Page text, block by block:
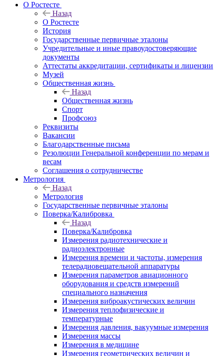
О Ростесте
Назад
О Ростесте
История
Государственные первичные эталоны
Учредительные и иные правоудостоверяющие
документы
Аттестаты аккредитации, сертификаты и лицензии
Музей
Общественная жизнь
Назад
Общественная жизнь
Спорт
Профсоюз
Реквизиты
Вакансии
Благодарственные письма
Резолюции Генеральной конференции по мерам и
весам
Соглашения о сотрудничестве
Метрология
Назад
Метрология
Государственные первичные эталоны
Поверка/Калибровка
Назад
Поверка/Калибровка
Измерения радиотехнические и
радиоэлектронные
Измерения времени и частоты, измерения
телерадиовещательной аппаратуры
Измерения параметров авиационного
оборудования и средств измерений
специального назначения
Измерения виброакустических величин
Измерения теплофизические и
температурные
Измерения давления, вакуумные измерения
Измерения массы
Измерения в медицине
Измерения геометрических величин и